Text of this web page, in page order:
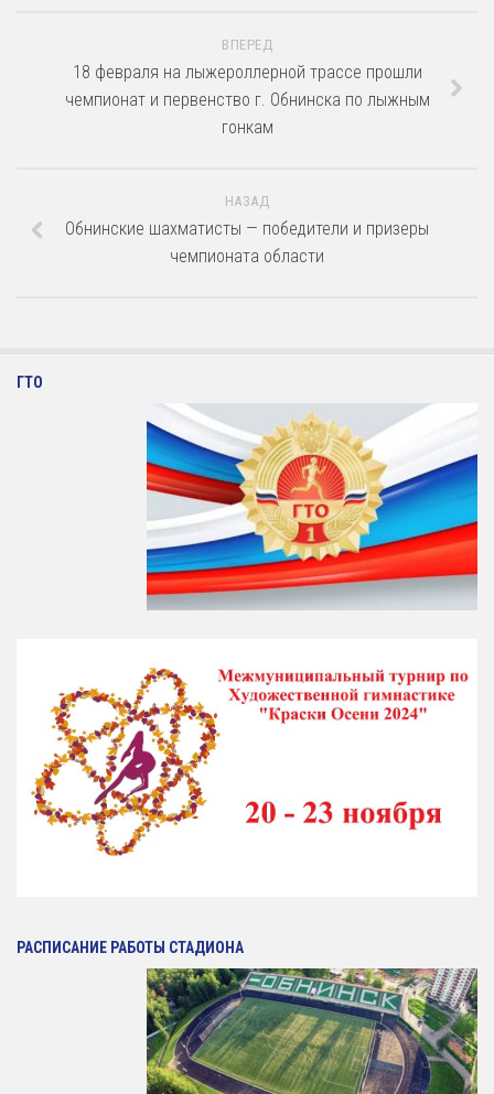
Фитнес-аэробика
Футбол
Художественная гимнастика
Информация о Приеме
График работы отделений
Стоимость Занятий
Антикоррупция
Новости
Контакты отдела
Календарь Испытаний
Общая Информация
Плавательный Бассейн
Тренажерный Зал
Детский Бассейн
Теннисный Зал
ВПЕРЕД
18 февраля на лыжероллерной трассе прошли
чемпионат и первенство г. Обнинска по лыжным
гонкам
НАЗАД
Обнинские шахматисты — победители и призеры
чемпионата области
ГТО
РАСПИСАНИЕ РАБОТЫ СТАДИОНА